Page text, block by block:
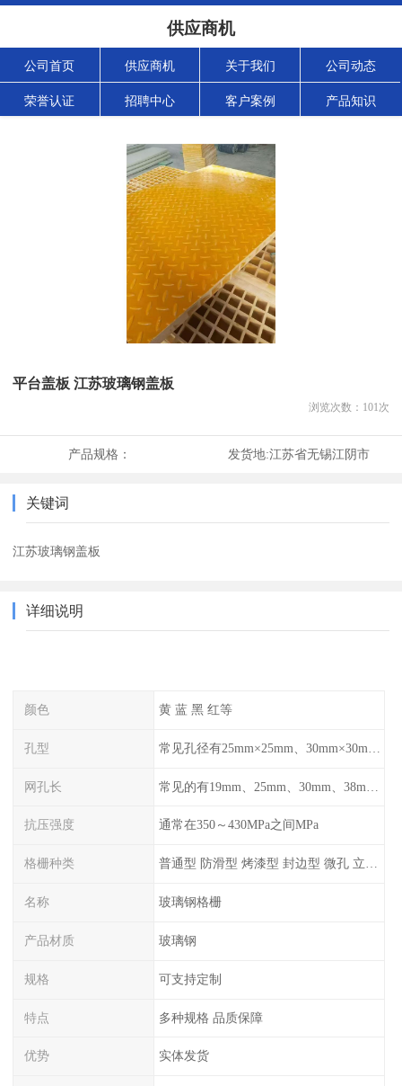
供应商机
公司首页 供应商机 关于我们 公司动态
荣誉认证 招聘中心 客户案例 产品知识
平台盖板 江苏玻璃钢盖板
浏览次数： 101次
产品规格： 发货地:江苏省无锡江阴市
关键词
江苏玻璃钢盖板
详细说明
颜色 黄 蓝 黑 红等
孔型
网孔长
抗压强度 通常在350～430MPa之间MPa
格栅种类 普通型 防滑型 ‌烤漆型 封边型 ‌微孔 立体 加砂覆面型 平面型
名称 玻璃钢格栅
产品材质 玻璃钢
规格 可支持定制
特点 多种规格 品质保障
优势 实体发货